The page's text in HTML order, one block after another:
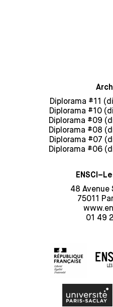
Diplorama #11
Diplorama #10
Diplorama #09
Diplorama #08
Diplorama #07
Diplorama #06
48 Avenue
75011
01 49